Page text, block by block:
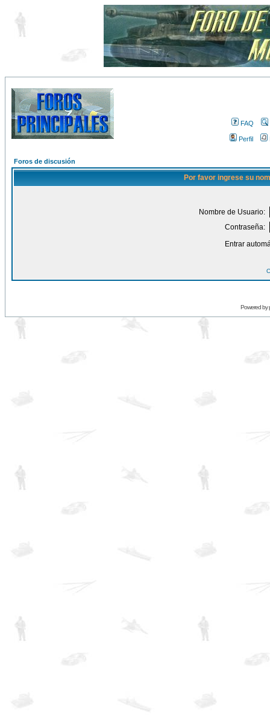
FAQ
Perfil
Foros de discusión
Por favor ingrese su
Nombre de Usuario:
Contraseña:
Entrar
Powered by